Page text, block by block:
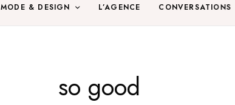
MODE & DESIGN L’AGENCE CONVERSATIONS
so good